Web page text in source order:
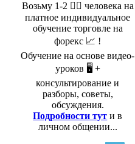
Возьму 1-2 🤵‍♂️ человека на
платное индивидуальное
обучение торговле на
форекс 📈 !
Обучение на основе видео-
уроков 🖥️ +
консультирование и
разборы, советы,
обсуждения.
Подробности тут и в
личном общении...